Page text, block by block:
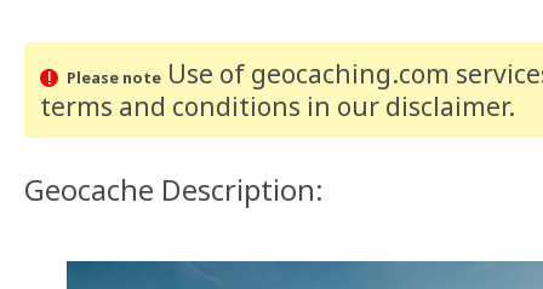
Please noteUse of geocaching.com
terms and conditions in our disclaimer.
Geocache Description: